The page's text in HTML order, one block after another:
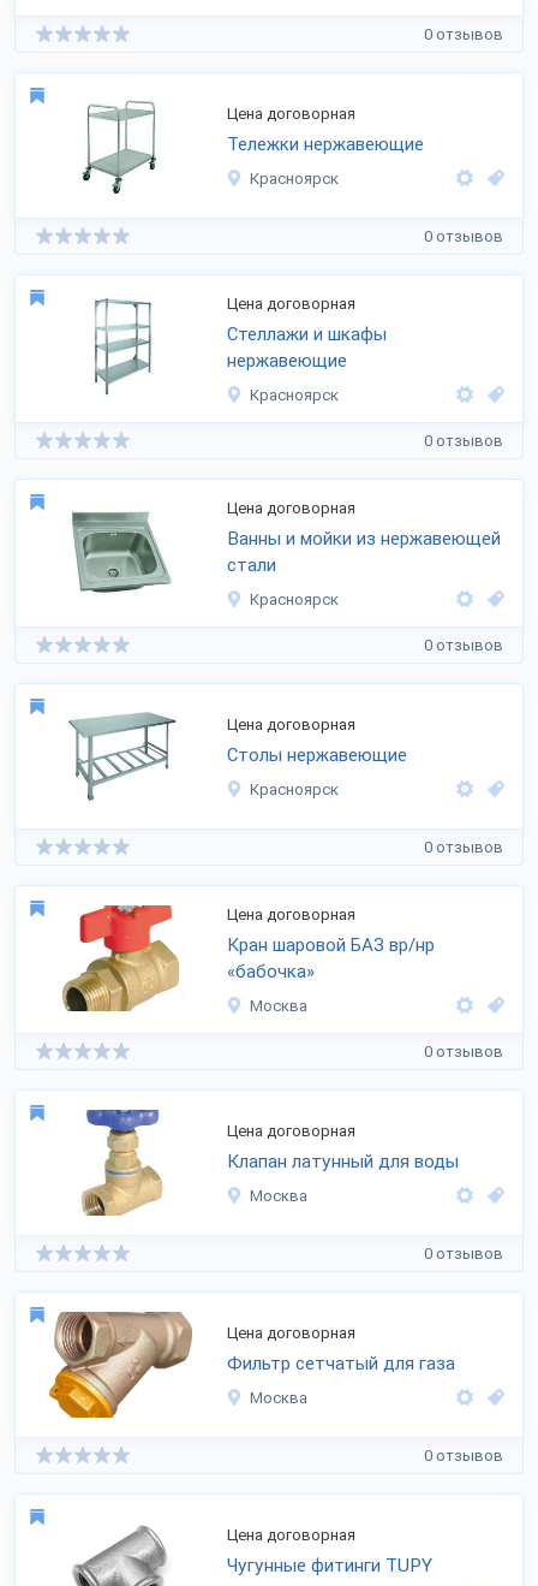
0 отзывов
Цена договорная
Тележки нержавеющие
Красноярск
0 отзывов
Цена договорная
Стеллажи и шкафы
нержавеющие
Красноярск
0 отзывов
Цена договорная
Ванны и мойки из нержавеющей
стали
Красноярск
0 отзывов
Цена договорная
Столы нержавеющие
Красноярск
0 отзывов
Цена договорная
Кран шаровой БАЗ вр/нр
«бабочка»
Москва
0 отзывов
Цена договорная
Клапан латунный для воды
Москва
0 отзывов
Цена договорная
Фильтр сетчатый для газа
Москва
0 отзывов
Цена договорная
Чугунные фитинги TUPY